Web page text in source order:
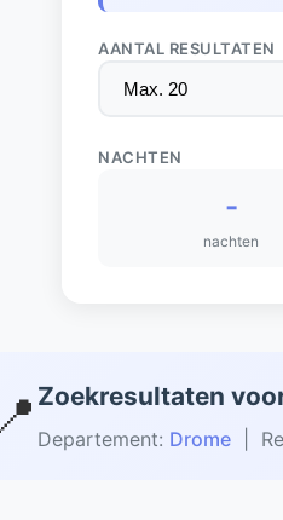
AANTAL RESULTATEN
NACHTEN
-
nachten
Zoekresultaten
Departement: Drome |